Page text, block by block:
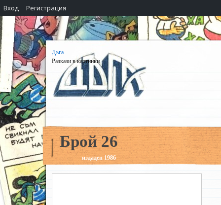
Дъга
Разкази в картинки
Брой 26
издаден 1986
Вход Регистрация